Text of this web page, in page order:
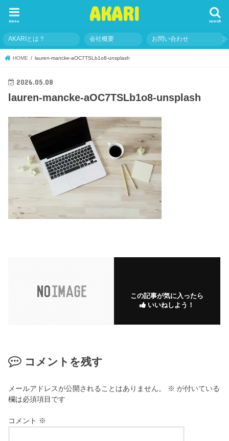
AKARI search
menu
AKARIとは？ 会社概要 お問い合わせ
HOME lauren-mancke-aOC7TSLb1o8-unsplash
2026.05.08
lauren-mancke-aOC7TSLb1o8-unsplash
この記事が気に入ったら
いいねしよう！
コメントを残す
メールアドレスが公開されることはありません。 ※ が付いている
欄は必須項目です
コメント ※